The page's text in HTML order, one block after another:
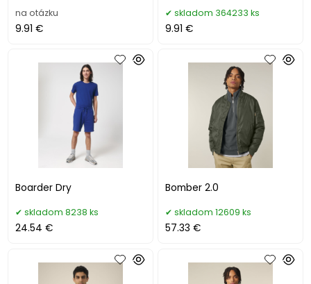
na otázku
9.91 €
skladom 364233 ks
9.91 €
Boarder Dry
skladom 8238 ks
24.54 €
Bomber 2.0
skladom 12609 ks
57.33 €